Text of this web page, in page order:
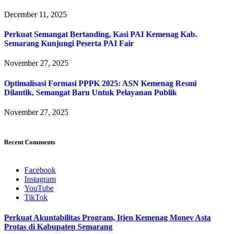
December 11, 2025
Perkuat Semangat Bertanding, Kasi PAI Kemenag Kab.
Semarang Kunjungi Peserta PAI Fair
November 27, 2025
Optimalisasi Formasi PPPK 2025: ASN Kemenag Resmi
Dilantik, Semangat Baru Untuk Pelayanan Publik
November 27, 2025
Recent Comments
Facebook
Instagram
YouTube
TikTok
Perkuat Akuntabilitas Program, Itjen Kemenag Monev Asta
Protas di Kabupaten Semarang